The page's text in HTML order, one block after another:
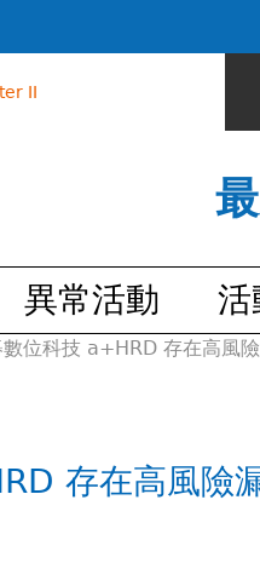
II
異常活動 活
數位科技 a+HRD 存在高
存在高風